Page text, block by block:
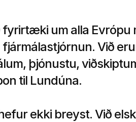
um alla Evrópu
Við
þjónustu,
til Lundúna.
ekki breyst. Við